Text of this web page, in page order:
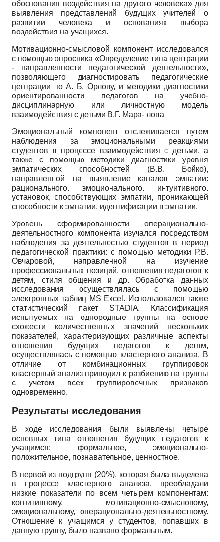
обоснования воздействия на другого человека» для
выявления представлений будущих учителей о
развитии человека и основаниях выбора
воздействия на учащихся.
Мотивационно-смысловой компонент исследовался
с помощью опросника «Определение типа центрации
- направленности педагогической деятельности»,
позволяющего диагностировать педагогические
центрации по А. Б. Орлову, и методики диагностики
ориентированности педагогов на учебно-
дисциплинарную или личностную модель
взаимодействия с детьми В.Г. Мара- лова.
Эмоциональный компонент отслеживается путем
наблюдения за эмоциональными реакциями
студентов в процессе взаимодействия с детьми, а
также с помощью методики диагностики уровня
эмпатических способностей (В.В. Бойко),
направленной на выявление каналов эмпатии:
рационального, эмоционального, интуитивного,
установок, способствующих эмпатии, проникающей
способности к эмпатии, идентификации в эмпатии.
Уровень сформированности операци­онально-
деятельностного компонента изучался посредством
наблюдения за деятельностью студентов в период
педагогической практики; с помощью методики Р.В.
Овчаро­вой, направленной на изучение
профессиональных позиций, отношения педагогов к
детям, стиля общения и др. Обработка данных
исследования осуществлялась с помощью
электронных таблиц MS Excel. Использовался также
статистический пакет STADIA. Классификация
испытуемых на однородные группы на основе
схожести количественных значений нескольких
показателей, характеризующих различные аспекты
отношения будущих педагогов к детям,
осуществлялась с помощью кластерного анализа. В
отличие от комбинационных группировок
кластерный анализ приводил к разбиению на группы
с учетом всех группировочных признаков
одновременно.
Результаты исследования
В ходе исследования были выявлены четыре
основных типа отношения будущих педагогов к
учащимся: формальное, эмоционально­
положительное, познавательное, ценностное.
В первой из подгрупп (20%), которая была выделена
в процессе кластерного анализа, преобладали
низкие показатели по всем четырем компонентам:
когнитивному, мотивационно-смысловому,
эмоциональному, операционально-деятельностному.
Отношение к учащимся у студентов, попавших в
данную группу, было названо формальным.